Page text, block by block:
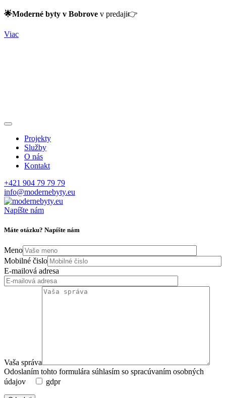
🌟Moderné byty v Bobrove v predaji👉
Viac
Projekty
Služby
O nás
Kontakt
+421 904 79 79 79
info@modernebyty.eu
Napíšte nám
Máte otázku? Napíšte nám
Meno
Mobilné čislo
E-mailová adresa
Vaša správa
Odoslaním tohto formulára súhlasím so spracúvaním osobných
údajov
gdpr